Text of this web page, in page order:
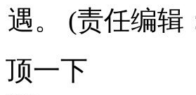
遇。 (责任编辑
顶一下